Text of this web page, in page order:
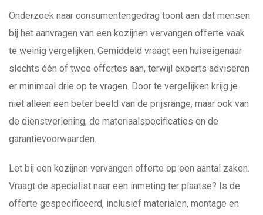
Onderzoek naar consumentengedrag toont aan dat mensen
bij het aanvragen van een kozijnen vervangen offerte vaak
te weinig vergelijken. Gemiddeld vraagt een huiseigenaar
slechts één of twee offertes aan, terwijl experts adviseren
er minimaal drie op te vragen. Door te vergelijken krijg je
niet alleen een beter beeld van de prijsrange, maar ook van
de dienstverlening, de materiaalspecificaties en de
garantievoorwaarden.
Let bij een kozijnen vervangen offerte op een aantal zaken.
Vraagt de specialist naar een inmeting ter plaatse? Is de
offerte gespecificeerd, inclusief materialen, montage en